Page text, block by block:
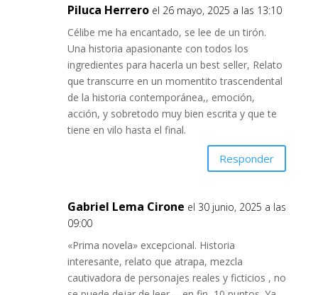
Piluca Herrero el 26 mayo, 2025 a las 13:10
Célibe me ha encantado, se lee de un tirón.
Una historia apasionante con todos los
ingredientes para hacerla un best seller, Relato
que transcurre en un momentito trascendental
de la historia contemporánea,, emoción,
acción, y sobretodo muy bien escrita y que te
tiene en vilo hasta el final.
Responder
Gabriel Lema Cirone el 30 junio, 2025 a las
09:00
«Prima novela» excepcional. Historia
interesante, relato que atrapa, mezcla
cautivadora de personajes reales y ficticios , no